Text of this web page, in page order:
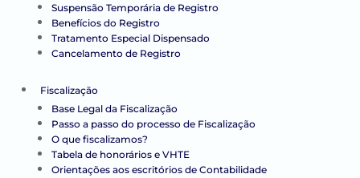
Suspensão Temporária de Registro
Benefícios do Registro
Tratamento Especial Dispensado
Cancelamento de Registro
Fiscalização
Base Legal da Fiscalização
Passo a passo do processo de Fiscalização
O que fiscalizamos?
Tabela de honorários e VHTE
Orientações aos escritórios de Contabilidade